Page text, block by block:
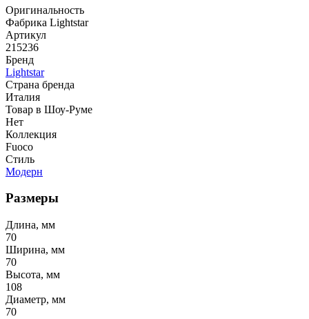
Оригинальность
Фабрика Lightstar
Артикул
215236
Бренд
Lightstar
Страна бренда
Италия
Товар в Шоу-Руме
Нет
Коллекция
Fuoco
Стиль
Модерн
Размеры
Длина, мм
70
Ширина, мм
70
Высота, мм
108
Диаметр, мм
70